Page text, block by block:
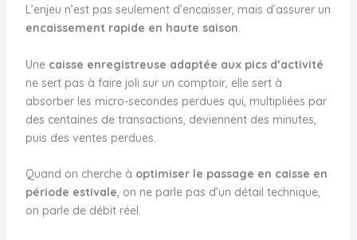
L’enjeu n’est pas seulement d’encaisser, mais d’assurer un
encaissement rapide en haute saison.
Une caisse enregistreuse adaptée aux pics d’activité
ne sert pas à faire joli sur un comptoir, elle sert à
absorber les micro-secondes perdues qui, multipliées par
des centaines de transactions, deviennent des minutes,
puis des ventes perdues.
Quand on cherche à optimiser le passage en caisse en
période estivale, on ne parle pas d’un détail technique,
on parle de débit réel.